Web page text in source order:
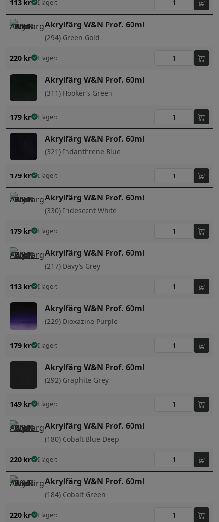
113 kr I lager:
Akrylfärg W&N Prof. 60ml
(294) Green Gold
220 kr I lager:
Akrylfärg W&N Prof. 60ml
(311) Hooker’s Green
179 kr I lager:
Akrylfärg W&N Prof. 60ml
(321) Indanthrene Blue
179 kr I lager:
Akrylfärg W&N Prof. 60ml
(330) Iridescent White
179 kr I lager:
Akrylfärg W&N Prof. 60ml
(217) Davy’s Grey
113 kr I lager:
Akrylfärg W&N Prof. 60ml
(229) Dioxazine Purple
179 kr I lager:
Akrylfärg W&N Prof. 60ml
(292) Graphite Grey
149 kr I lager:
Akrylfärg W&N Prof. 60ml
(180) Cobalt Blue Deep
220 kr I lager:
Akrylfärg W&N Prof. 60ml
(184) Cobalt Green
220 kr I lager: